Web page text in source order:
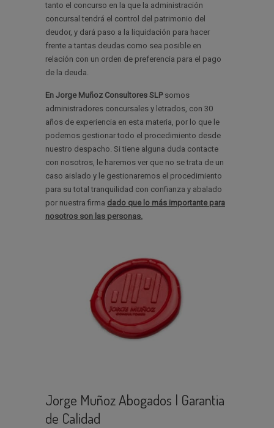
tanto el concurso en la que la administración
concursal tendrá el control del patrimonio del
deudor, y dará paso a la liquidación para hacer
frente a tantas deudas como sea posible en
relación con un orden de preferencia para el pago
de la deuda.
En Jorge Muñoz Consultores SLPsomos
administradores concursales y letrados, con 30
años de experiencia en esta materia, por lo que le
podemos gestionar todo el procedimiento desde
nuestro despacho. Si tiene alguna duda contacte
con nosotros, le haremos ver que no se trata de un
caso aislado y le gestionaremos el procedimiento
para su total tranquilidad con confianza y abalado
por nuestra firma dado que lo más importante para
nosotros son las personas.
Jorge Muñoz Abogados | Garantia
de Calidad